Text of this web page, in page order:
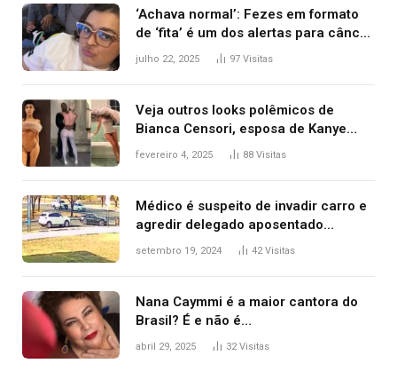
‘Achava normal’: Fezes em formato
de ‘fita’ é um dos alertas para câncer
colorretal; relembre fala de Preta Gil
julho 22, 2025 97 Visitas
Veja outros looks polêmicos de
Bianca Censori, esposa de Kanye
West que apareceu nua no Grammy
fevereiro 4, 2025 88 Visitas
Médico é suspeito de invadir carro e
agredir delegado aposentado
durante confusão no trânsito
setembro 19, 2024 42Visitas
Nana Caymmi é a maior cantora do
Brasil? É e não é…
abril 29, 2025 32Visitas